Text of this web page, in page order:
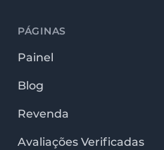
PÁGINAS
Painel
Blog
Revenda
Avaliações Verificadas